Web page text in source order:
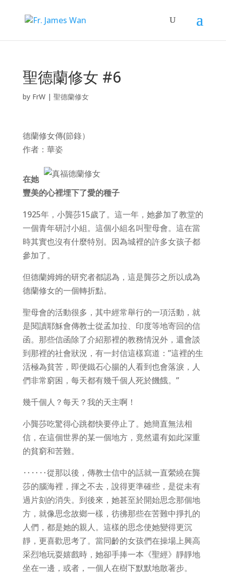
聖德蘭修女 #6
by FrW| 聖德蘭修女
德蘭修女傳(節錄）
作者：華姿
在她
豐美的心裡埋下了愛的種子
1925年，小龔莎15歲了。這一年，她參加了教堂的
一個青年研討小組。這個小組名叫聖母會。這在當
時其實也沒有什麼特別。因為城裡的許多女孩子都
參加了。
但德蘭姆姆的研究者都認為，這是龔莎之所以成為
德蘭修女的一個轉折點。
聖母會的活動很多，其中經常舉行的一項活動，就
是閱讀耶穌會傳教士從孟加拉、印度等地寄回的信
函。那些信函除了介紹那裡的教務情況外，還會談
到那裡的社會狀況，有一封信這樣寫道：”這裡的生
活極為貧苦，即便鐵石心腸的人看到也會落淚，人
們非常窮困，每天都有幾千個人死於饑餓。”
幾千個人？每天？我的天主啊！
小龔莎吃驚得心跳都快要停止了。她簡直無法相
信，在這個世界的某一個地方，竟然還有如此深重
的貧窮和苦難。
‥‥‥從那以後，傳教士信中的話就一直縈繞在龔
莎的腦海裡，揮之不去，說得更準確些，是從未有
過片刻的消失。到後來，她甚至於開始思念那個地
方，就像思念故鄉一樣，彷彿那些在苦難中掙扎的
人們，都是她的親人。這樣的思念使她變得更沉
靜，更喜歡思考了。當同齡的女孩們在操場上興高
采烈地玩耍嬉戲時，她卻手捧一本《聖經》靜靜地
坐在一邊，或者，一個人在樹下默默地散著步。